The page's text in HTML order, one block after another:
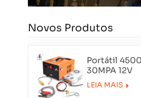
Novos Produtos
Portátil
30MPA 12V
Compressor
LEIA MAIS